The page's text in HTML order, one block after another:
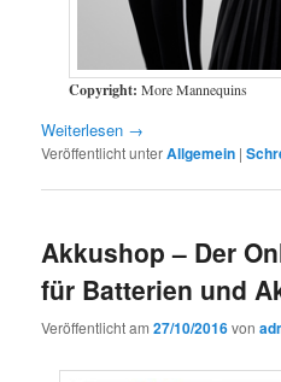
Copyright: More Mannequins
Weiterlesen →
Veröffentlicht unterAllgemein |
Akkushop – Der
für Batterien und
Veröffentlicht am27/10/2016von